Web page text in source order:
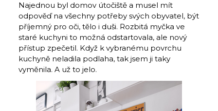
Najednou byl domov útočiště a musel mít
odpověď na všechny potřeby svých obyvatel, být
příjemný pro oči, tělo i duši. Rozbitá myčka ve
staré kuchyni to možná odstartovala, ale nový
přístup zpečetil. Když k vybranému povrchu
kuchyně neladila podlaha, tak jsem ji taky
vyměnila. A už to jelo.